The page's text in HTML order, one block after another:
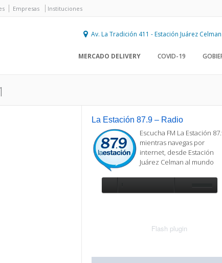
Empresas Instituciones
Av. La Tradición 411 - Estación Juárez Celman
MERCADO DELIVERY COVID-19
La Estación 87.9 – Radio
Escucha FM La Estación
mientras navegas por
internet, desde Estación
Juárez Celman al mundo
Flash plugin